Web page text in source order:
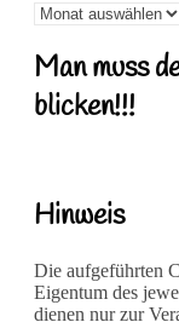
Archiv
Man muss
blicken!!!
Hinweis
Die aufgeführten
Eigentum des
dienen nur zur